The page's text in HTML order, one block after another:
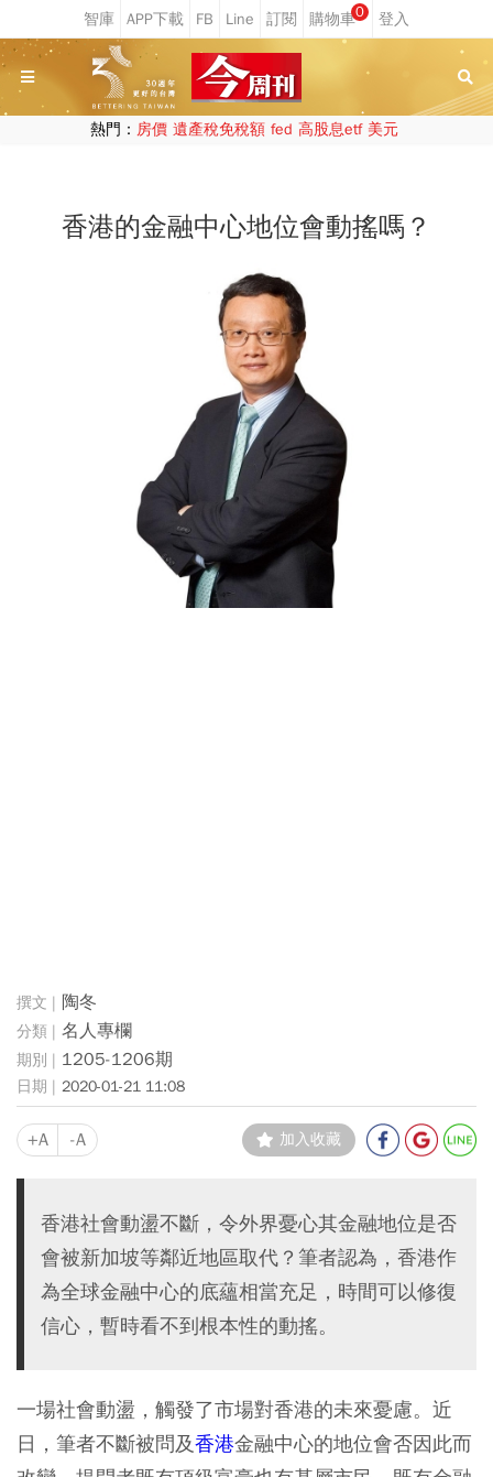
0
熱門： 房價 遺產稅免稅額 fed 高股息etf 美元
香港的金融中心地位會動搖嗎？
陶冬
名人專欄
1205-1206期
2020-01-21 11:08
+A -A 加入收藏
香港社會動盪不斷，令外界憂心其金融地位是否
會被新加坡等鄰近地區取代？筆者認為，香港作
為全球金融中心的底蘊相當充足，時間可以修復
信心，暫時看不到根本性的動搖。
一場社會動盪，觸發了市場對香港的未來憂慮。近
日，筆者不斷被問及香港金融中心的地位會否因此而